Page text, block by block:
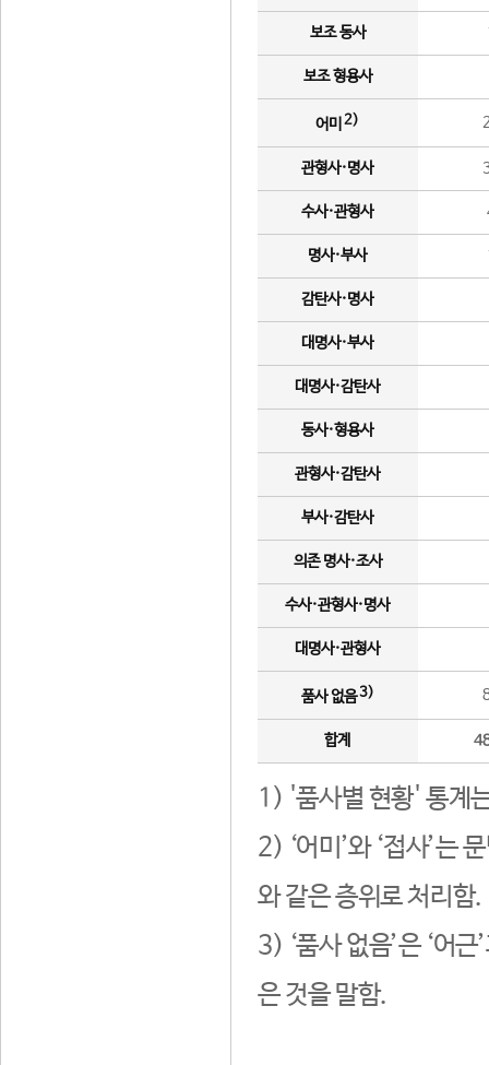
보조 동사
보조 형용사
어미 2)
관형사·명사
수사·관형사
명사·부사
감탄사·명사
대명사·부사
대명사·감탄사
동사·형용사
관형사·감탄사
부사·감탄사
의존 명사·조사
수사·관형사·명사
대명사·관형사
품사 없음3)
합계
1) '품사별 현황' 통계
2) ‘어미’와 ‘접사’는
와 같은 층위로 처리함.
3) ‘품사 없음’은 ‘어
은 것을 말함.